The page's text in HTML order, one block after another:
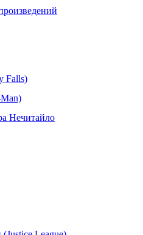
Falls)
Нечитайло